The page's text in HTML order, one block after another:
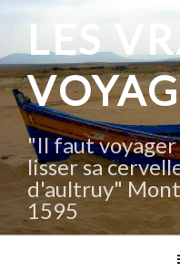
contenu
principal
LES
"Il faut
lisser sa
d'aultruy"
1595